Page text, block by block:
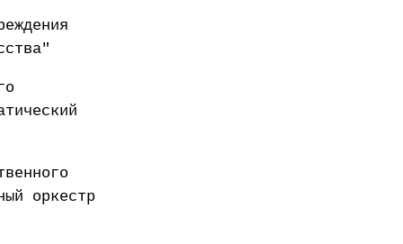
оркестр